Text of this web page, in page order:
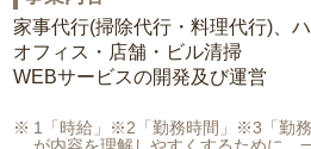
家事代行(掃除代行・料理代行)、
オフィス・店舗・ビル清掃
WEBサービスの開発及び運営
1「時給」※2「勤務時間」※3「勤